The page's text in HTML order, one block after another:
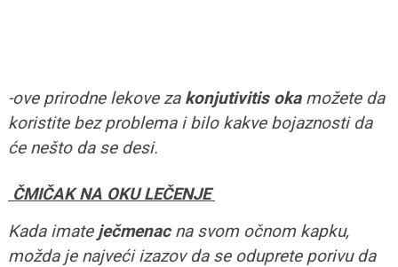
-ove prirodne lekove za konjutivitis okamožete da
koristite bez problema i bilo kakve bojaznosti da
će nešto da se desi.
ČMIČAK NA OKU LEČENJE
Kada imateječmenacna svom očnom kapku,
možda je najveći izazov da se oduprete porivu da